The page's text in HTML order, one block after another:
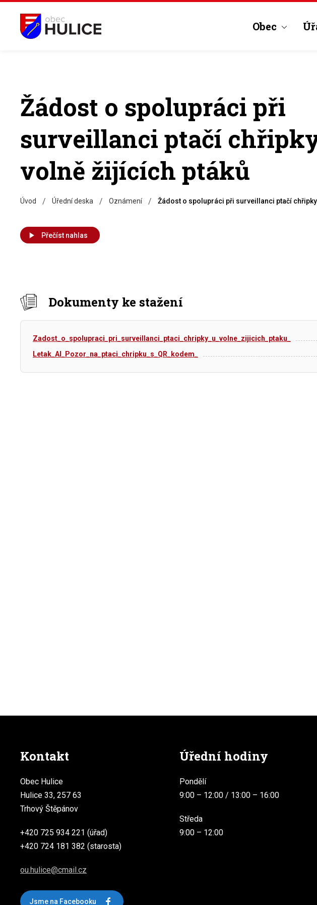
Obec
Žádost o spolupráci při
surveillanci ptačí
volně žijících ptáků
Úvod / Úřední deska / Oznámení / Žádost o spolupráci při surveillanci ptačí chřipky
Přečíst nahlas
Dokumenty ke stažení
Zadost_o_spolupraci_pri_surveillanci_ptaci_chripky_u_volne_zijicich_ptaku_
Letak_AI_Pozor_na_ptaci_chripku_s_QR_kodem_
Kontakt
Obec Hulice
Hulice 33, 257 63
Trhový Štěpánov
+420 725 934 221 (úřad)
+420 724 181 382 (starosta)
ou.hulice@cmail.cz
Jsme na Facebooku
Úřední hodiny
Pondělí
9:00 – 12:00 / 13:00 – 16:00
Středa
9:00 – 12:00